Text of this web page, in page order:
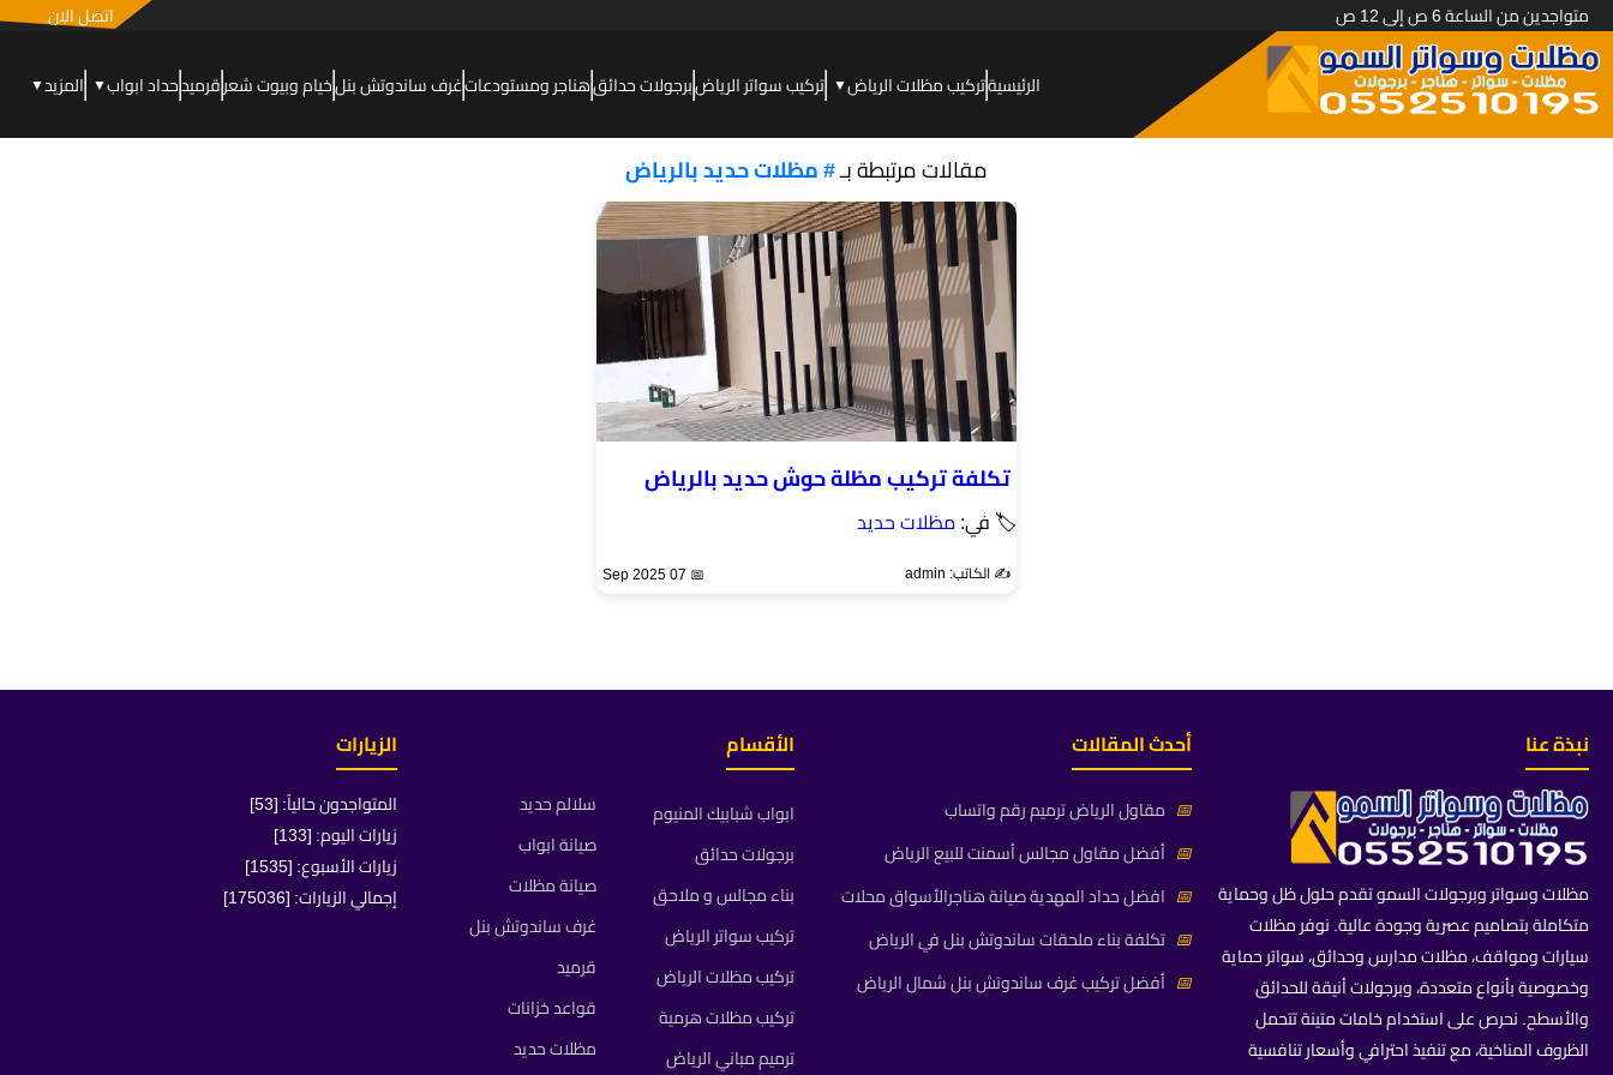
متواجدين من الساعة 6 ص إلى 12 ص اتصل الان
الرئيسيةتركيب مظلات الرياض▼ تركيب سواتر الرياضبرجولات حدائقهناجر ومستودعاتغرف ساندوتش بنلخيام وبيوت شعرقرميدحداد ابواب▼ المزيد▼
مقالات مرتبطة بـ# مظلات حديد بالرياض
تكلفة تركيب مظلة حوش حديد بالرياض
🏷 في: مظلات حديد
✍️ الكاتب: admin 📅 07 Sep 2025
نبذة عنا
مظلات وسواتر وبرجولات السمو تقدم حلول ظل وحماية
متكاملة بتصاميم عصرية وجودة عالية. نوفر مظلات
سيارات ومواقف، مظلات مدارس وحدائق، سواتر حماية
وخصوصية بأنواع متعددة، وبرجولات أنيقة للحدائق
والأسطح. نحرص على استخدام خامات متينة تتحمل
الظروف المناخية، مع تنفيذ احترافي وأسعار تنافسية
أحدث المقالات
📅 مقاول الرياض ترميم رقم واتساب
📅 أفضل مقاول مجالس أسمنت للبيع الرياض
📅 افضل حداد المهدية صيانة هناجرالأسواق محلات
📅 تكلفة بناء ملحقات ساندوتش بنل في الرياض
📅 أفضل تركيب غرف ساندوتش بنل شمال الرياض
الأقسام
ابواب شبابيك المنيوم
برجولات حدائق
بناء مجالس و ملاحق
تركيب سواتر الرياض
تركيب مظلات الرياض
تركيب مظلات هرمية
ترميم مباني الرياض
سلالم حديد
صيانة ابواب
صيانة مظلات
غرف ساندوتش بنل
قرميد
قواعد خزانات
مظلات حديد
الزيارات
المتواجدون حالياً: [53]
زيارات اليوم: [133]
زيارات الأسبوع: [1535]
إجمالي الزيارات: [175036]